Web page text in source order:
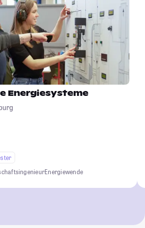
Energiesysteme
Energiewende